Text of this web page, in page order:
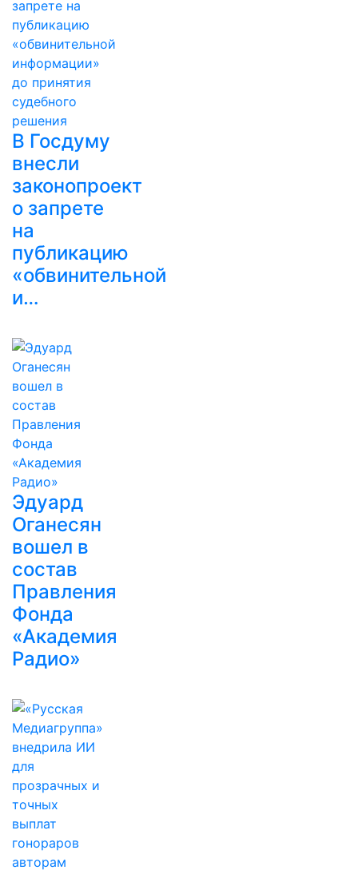
В Госдуму
внесли
законопроект
о запрете
на
публикацию
«обвинительной
и…
Эдуард
Оганесян
вошел в
состав
Правления
Фонда
«Академия
Радио»